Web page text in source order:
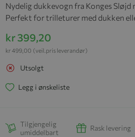
Nydelig dukkevogn fra Konges Sløjd
Perfekt for trilleturer med dukken
kr 399,20
(veil.pris leverandør)
kr 499,00
Utsolgt
Legg i ønskeliste
Tilgjengelig
umiddelbart
Rask levering